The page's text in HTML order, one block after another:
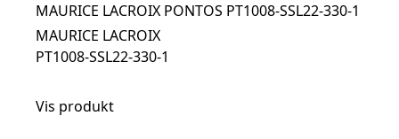
MAURICE LACROIX PONTOS PT1008-SSL22-330-1
MAURICE LACROIX
PT1008-SSL22-330-1
Vis produkt